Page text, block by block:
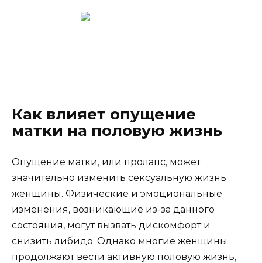
Как влияет опущение
матки на половую жизнь
Опущение матки, или пролапс, может
значительно изменить сексуальную жизнь
женщины. Физические и эмоциональные
изменения, возникающие из-за данного
состояния, могут вызвать дискомфорт и
снизить либидо. Однако многие женщины
продолжают вести активную половую жизнь,